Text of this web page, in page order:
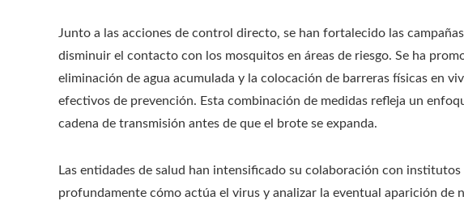
Junto a las acciones de control directo, se han fortalecido las
disminuir el contacto con los mosquitos en áreas de riesgo. Se ha
eliminación de agua acumulada y la colocación de barreras físicas en
efectivos de prevención. Esta combinación de medidas refleja un
cadena de transmisión antes de que el brote se expanda.
Las entidades de salud han intensificado su colaboración con
profundamente cómo actúa el virus y analizar la eventual aparición de